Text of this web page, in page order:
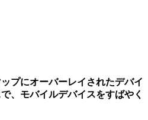
プにオーバーレイされたデバイ
、モバイルデバイスをすばやく